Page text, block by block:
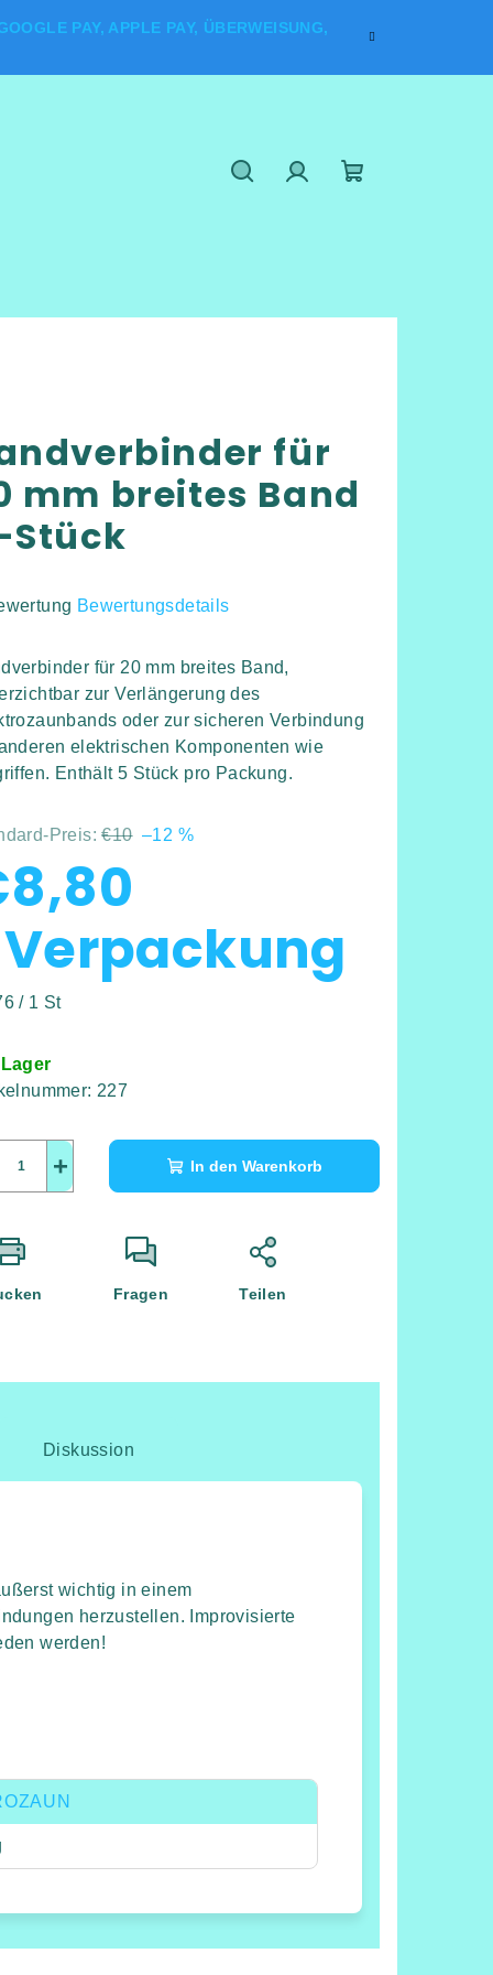
PAY, APPLE PAY, ÜBERWEISUNG,
für
mm breites Band
Stück
Bewertungsdetails
für 20 mm breites Band,
zur Verlängerung des
oder zur sicheren Verbindung
elektrischen Komponenten wie
Enthält 5 Stück pro Packung.
Preis: €10 –12 %
/ 1 St
227
+ In den Warenkorb
Fragen Teilen
Diskussion
wichtig in einem
herzustellen. Improvisierte
werden!